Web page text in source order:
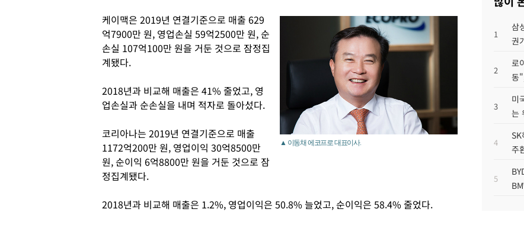
▲ 이동채 에코프로 대표이사.
케이맥은 2019년 연결기준으로 매출 629
억7900만 원, 영업손실 59억2500만 원, 순
손실 107억100만 원을 거둔 것으로 잠정집
계됐다.
2018년과 비교해 매출은 41% 줄었고, 영
업손실과 순손실을 내며 적자로 돌아섰다.
코리아나는 2019년 연결기준으로 매출
1172억200만 원, 영업이익 30억8500만
원, 순이익 6억8800만 원을 거둔 것으로 잠
정집계됐다.
2018년과 비교해 매출은 1.2%, 영업이익은 50.8% 늘었고, 순이익은 58.4% 줄었다.
1
삼
권
2
로
동
3
미
는
4
주
5